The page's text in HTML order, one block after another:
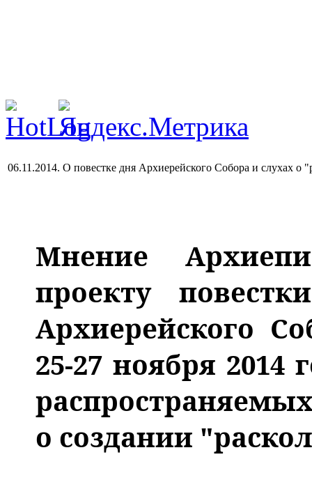
06.11.2014. О повестке дня Архиерейского Собора и слухах о
Мнение
проекту
Архиерейского
25-27 ноября 2014
о создании